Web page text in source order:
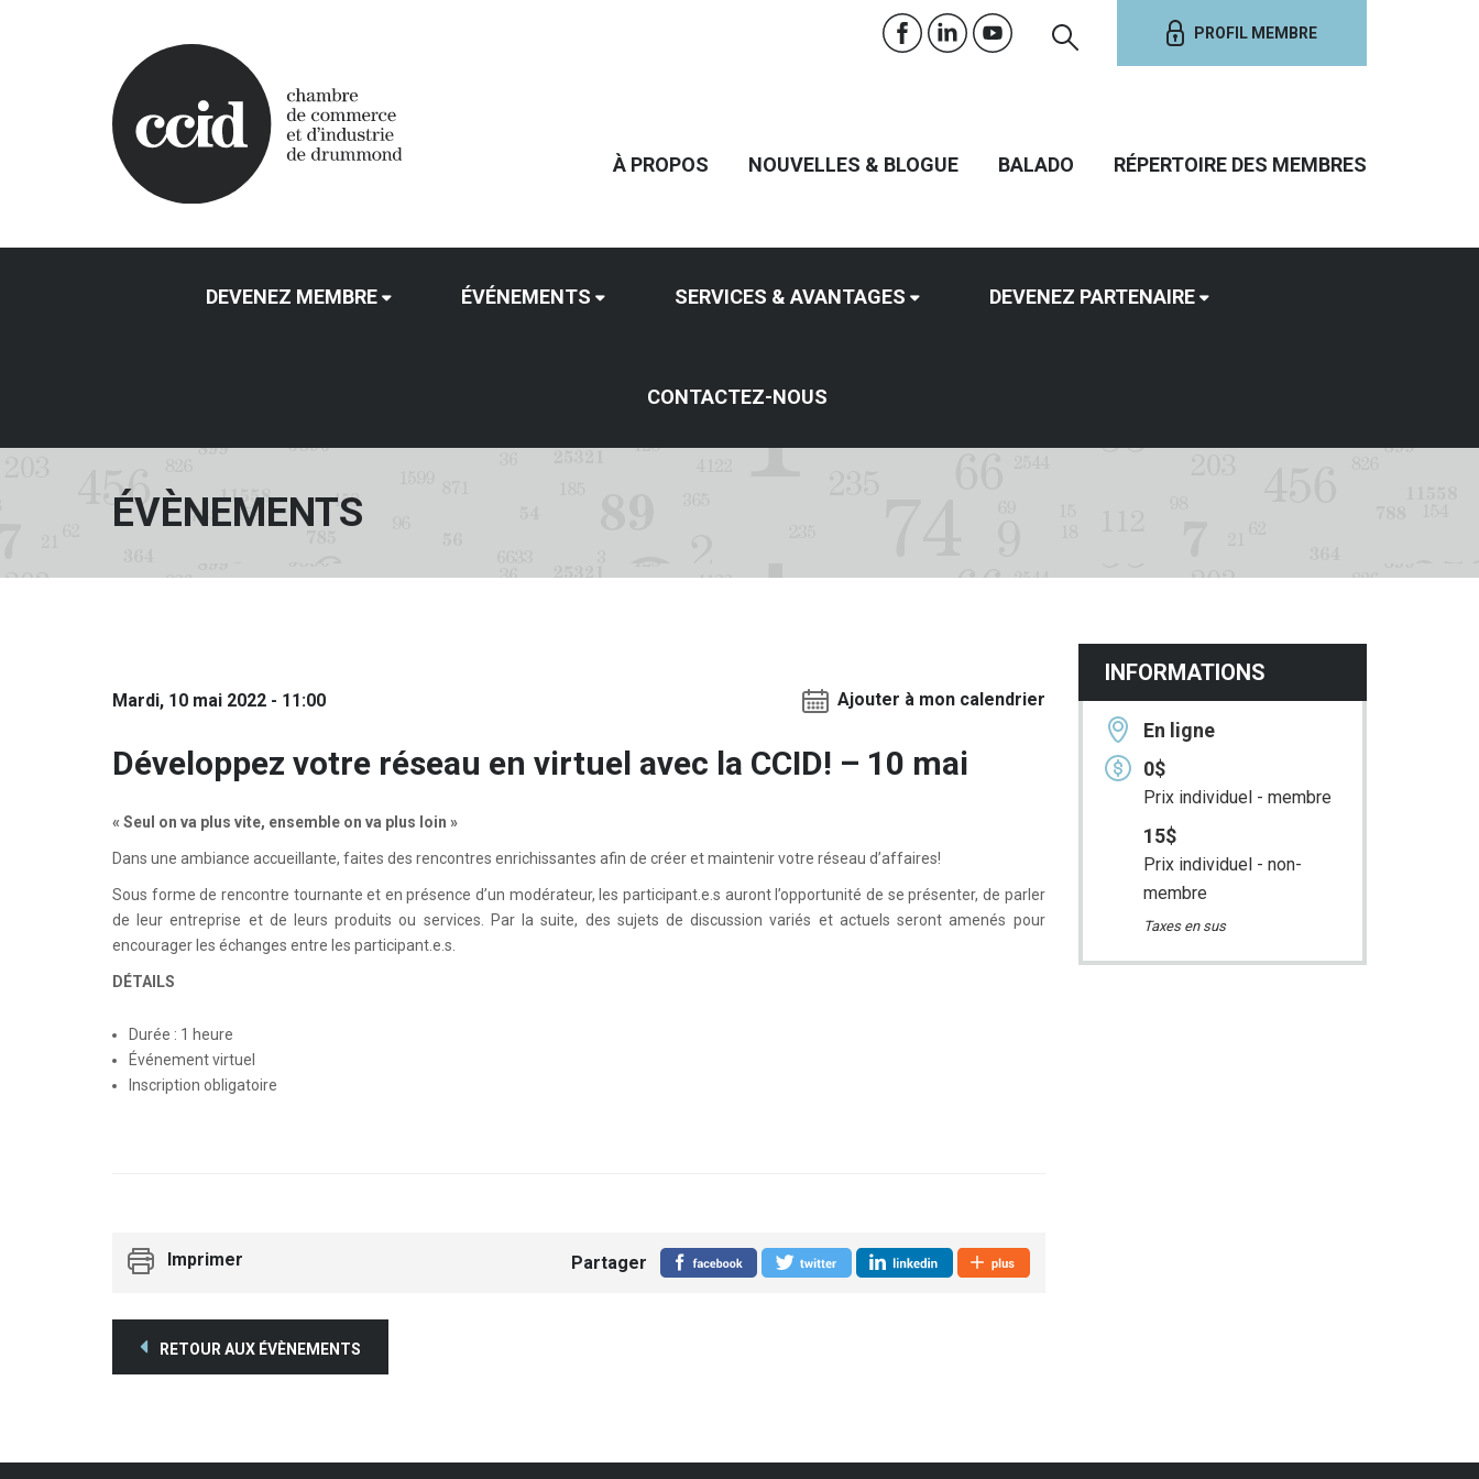
PROFIL MEMBRE
À PROPOS NOUVELLES & BLOGUE BALADO RÉPERTOIRE DES MEMBRES
DEVENEZ MEMBRE ÉVÉNEMENTS SERVICES & AVANTAGES DEVENEZ PARTENAIRE
CONTACTEZ-NOUS
ÉVÈNEMENTS
mardi, 10 mai 2022 - 11:00 Ajouter à mon calendrier
Développez votre réseau en virtuel avec la CCID! – 10 mai
« Seul on va plus vite, ensemble on va plus loin »
Dans une ambiance accueillante, faites des rencontres enrichissantes afin de créer et maintenir votre réseau d’affaires!
Sous forme de rencontre tournante et en présence d’un modérateur, les participant.e.s auront l’opportunité de se présenter, de parler
de leur entreprise et de leurs produits ou services. Par la suite, des sujets de discussion variés et actuels seront amenés pour
encourager les échanges entre les participant.e.s.
DÉTAILS
Durée : 1 heure
Événement virtuel
Inscription obligatoire
Imprimer Partager
RETOUR AUX ÉVÈNEMENTS
INFORMATIONS
En ligne
0$
Prix individuel - membre
15$
Prix individuel - non-
membre
Taxes en sus